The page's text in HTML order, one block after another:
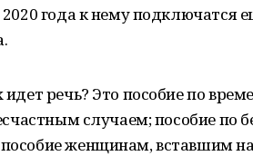
года к нему подключатся
речь? Это пособие по
случаем; пособие по
женщинам, вставшим